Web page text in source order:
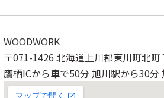
WOODWORK
〒071-1426 北海道上川郡東川町北町
鷹栖ICから車で50分 旭川駅から30分